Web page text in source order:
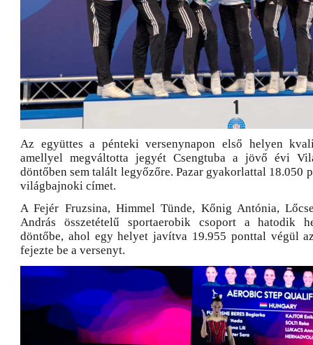
Az együttes a pénteki versenynapon első helyen
amellyel megváltotta jegyét Csengtuba a jövő évi
döntőben sem talált legyőzőre. Pazar gyakorlattal 18.050
világbajnoki címet.
A Fejér Fruzsina, Himmel Tünde, Kőnig Antónia,
András összetételű sportaerobik csoport a hatodik
döntőbe, ahol egy helyet javítva 19.955 ponttal végül
fejezte be a versenyt.